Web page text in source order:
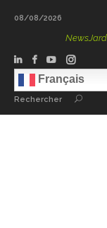
08/08/2026
Français
Rechercher